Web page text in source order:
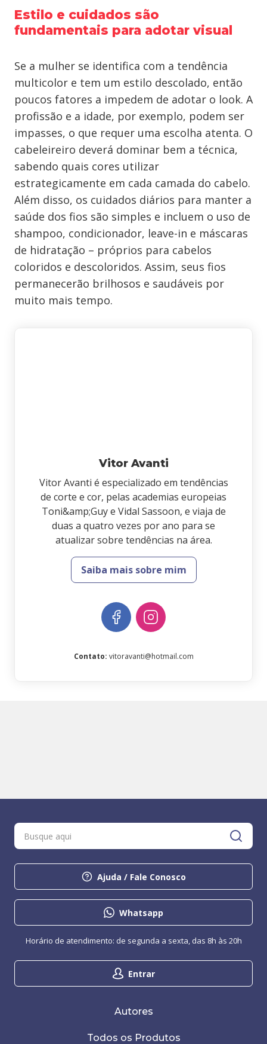
Estilo e cuidados são
fundamentais para adotar visual
Se a mulher se identifica com a tendência
multicolor e tem um estilo descolado, então
poucos fatores a impedem de adotar o look. A
profissão e a idade, por exemplo, podem ser
impasses, o que requer uma escolha atenta. O
cabeleireiro deverá dominar bem a técnica,
sabendo quais cores utilizar
estrategicamente em cada camada do cabelo.
Além disso, os cuidados diários para manter a
saúde dos fios são simples e incluem o uso de
shampoo, condicionador, leave-in e máscaras
de hidratação – próprios para cabelos
coloridos e descoloridos. Assim, seus fios
permanecerão brilhosos e saudáveis por
muito mais tempo.
Vitor Avanti
Vitor Avanti é especializado em tendências
de corte e cor, pelas academias europeias
Toni&amp;Guy e Vidal Sassoon, e viaja de
duas a quatro vezes por ano para se
atualizar sobre tendências na área.
Saiba mais sobre mim
Contato: vitoravanti@hotmail.com
Ajuda / Fale Conosco
Whatsapp
Entrar
Horário de atendimento: de segunda a sexta, das 8h às 20h
Autores
Todos os Produtos